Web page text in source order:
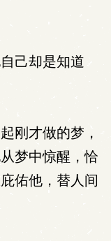
己却是知道
刚才做的梦，
梦中惊醒，恰
佑他，替人间